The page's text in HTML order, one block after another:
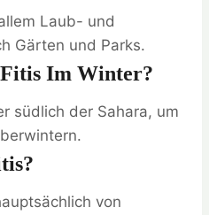
Laub- und
Gärten und Parks.
Im Winter?
südlich der Sahara, um
von